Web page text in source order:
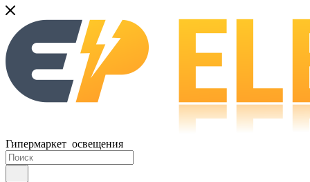
Гипермаркет освещения